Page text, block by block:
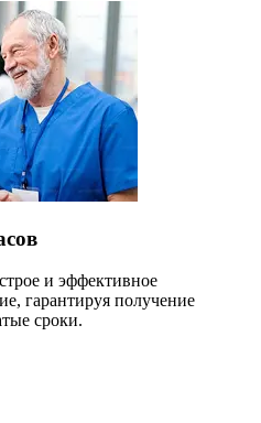
и эффективное
гарантируя получение
сроки.